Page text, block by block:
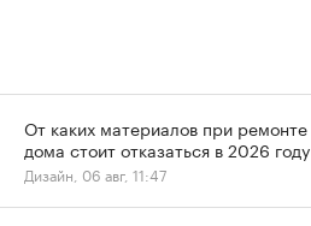
От каких материалов при ремонте
дома стоит отказаться в 2026 году
Дизайн, 06 авг, 11:47